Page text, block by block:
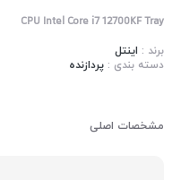
CPU Intel Core i7 12700KF Tray
برند : اینتل
دسته بندی :پردازنده
مشخصات اصلی